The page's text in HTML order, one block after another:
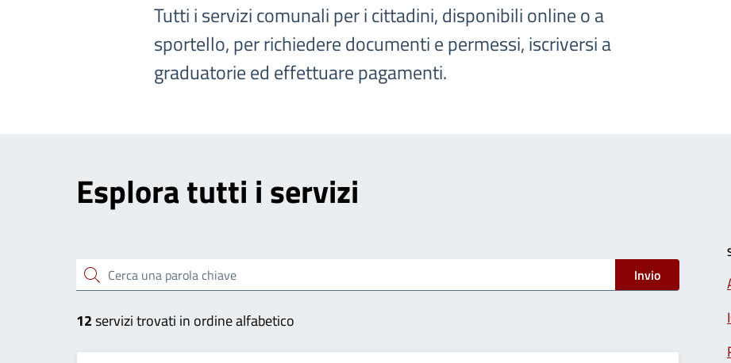
Tutti i servizi comunali per i cittadini, disponibili online o a
sportello, per richiedere documenti e permessi, iscriversi a
graduatorie ed effettuare pagamenti.
Esplora tutti i servizi
Cerca una parola chiave Invio
12servizi trovati in ordine alfabetico